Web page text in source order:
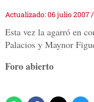
Actualizado: 06 julio 2007/
Esta vez la agarró en
Palacios y Maynor
Foro abierto